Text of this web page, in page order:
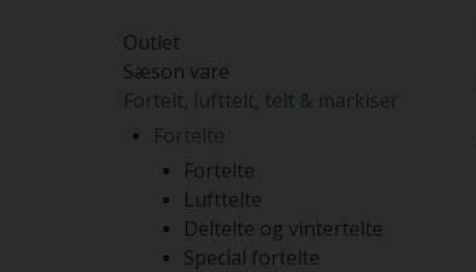
Outlet
Sæson vare
Fortelt, lufttelt, telt & markiser
Fortelte
Fortelte
Lufttelte
Deltelte og vintertelte
Special fortelte